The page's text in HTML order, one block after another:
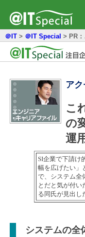
＠IT > ＠IT Special > PR
ア
こ
の
運
SI企業で下請け
幅を広げたい」
で、システム全
とだと気が付い
る同氏が見出し
システムの全